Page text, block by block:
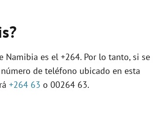
es el +264. Por lo tanto, si se
de teléfono ubicado en esta
+264 63 o 00264 63.